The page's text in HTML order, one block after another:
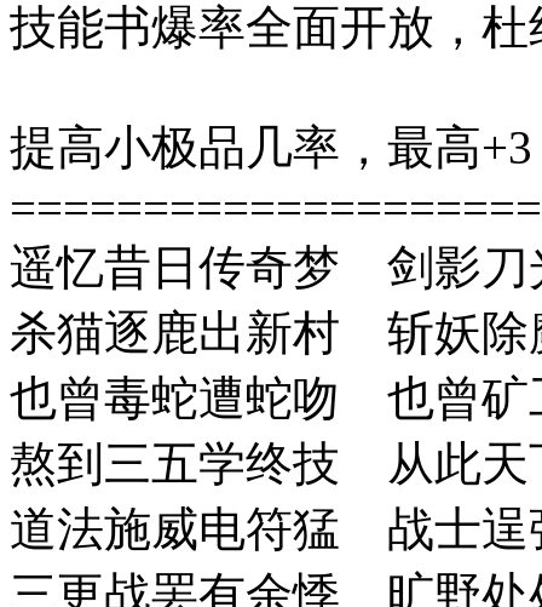
技能书爆率全面开放，
提高小极品几率，最高
遥忆昔日传奇梦 剑影
杀猫逐鹿出新村 斩妖
也曾毒蛇遭蛇吻 也曾
熬到三五学终技 从此
道法施威电符猛 战士
三更战罢有余悸 旷野